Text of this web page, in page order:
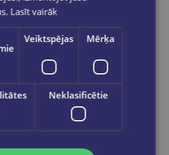
Lasīt vairāk
Veiktspējas Mērķa
Neklasificētie